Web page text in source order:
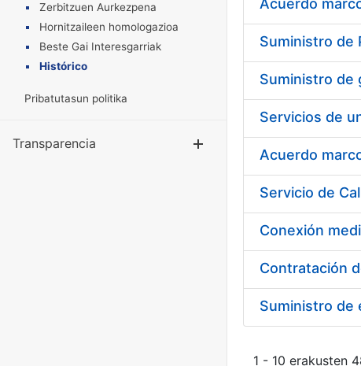
Zerbitzuen Aurkezpena
Hornitzaileen homologazioa
Beste Gai Interesgarriak
Histórico
Pribatutasun politika
Transparencia Erakutsi/
Acuerdo
Acuerdo
Suministro de
1 - 10 erakusten